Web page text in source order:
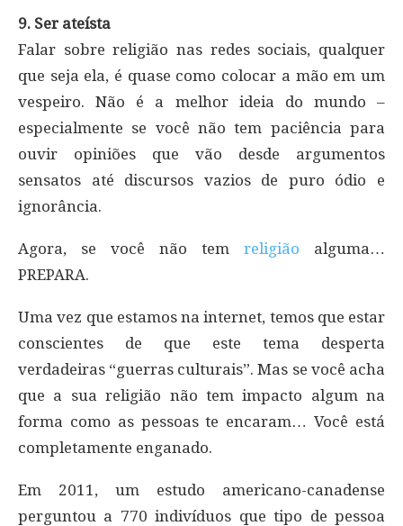
9. Ser ateísta
Falar sobre religião nas redes sociais, qualquer
que seja ela, é quase como colocar a mão em um
vespeiro. Não é a melhor ideia do mundo –
especialmente se você não tem paciência para
ouvir opiniões que vão desde argumentos
sensatos até discursos vazios de puro ódio e
ignorância.
Agora, se você não tem religião alguma…
PREPARA.
Uma vez que estamos na internet, temos que estar
conscientes de que este tema desperta
verdadeiras “guerras culturais”. Mas se você acha
que a sua religião não tem impacto algum na
forma como as pessoas te encaram… Você está
completamente enganado.
Em 2011, um estudo americano-canadense
perguntou a 770 indivíduos que tipo de pessoa